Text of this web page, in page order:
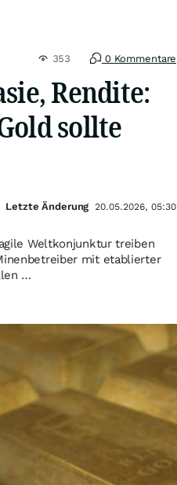
353 0 Kommentare
Rendite:
sollte
Weltkonjunktur treiben
mit etablierter
…
Letzte Änderung 20.05.2026, 05:30